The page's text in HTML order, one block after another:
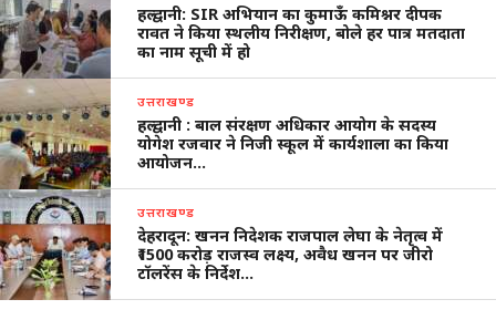
हल्द्वानी: SIR अभियान का कुमाऊँ कमिश्नर दीपक
रावत ने किया स्थलीय निरीक्षण, बोले हर पात्र मतदाता
का नाम सूची में हो
उत्तराखण्ड
हल्द्वानी : बाल संरक्षण अधिकार आयोग के सदस्य
योगेश रजवार ने निजी स्कूल में कार्यशाला का किया
आयोजन…
उत्तराखण्ड
देहरादून: खनन निदेशक राजपाल लेघा के नेतृत्व में
₹1500 करोड़ राजस्व लक्ष्य, अवैध खनन पर जीरो
टॉलरेंस के निर्देश…